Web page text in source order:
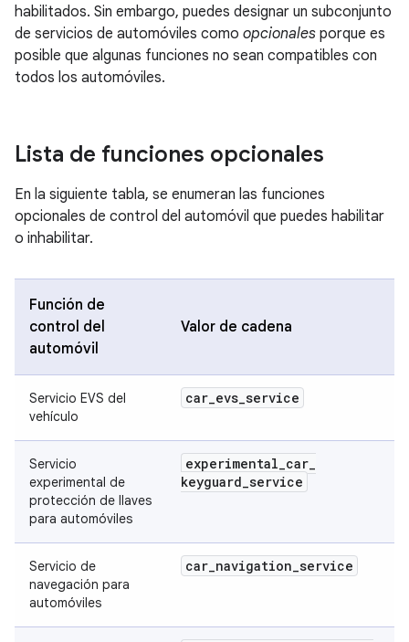
habilitados. Sin embargo, puedes designar un subconjunto
de servicios de automóviles como opcionales porque es
posible que algunas funciones no sean compatibles con
todos los automóviles.
Lista de funciones opcionales
En la siguiente tabla, se enumeran las funciones
opcionales de control del automóvil que puedes habilitar
o inhabilitar.
Función de
control del
automóvil
Valor de cadena
Servicio EVS del
vehículo
car_evs_service
Servicio
experimental de
protección de llaves
para automóviles
experimental_car_
keyguard_service
Servicio de
navegación para
automóviles
car_navigation_service